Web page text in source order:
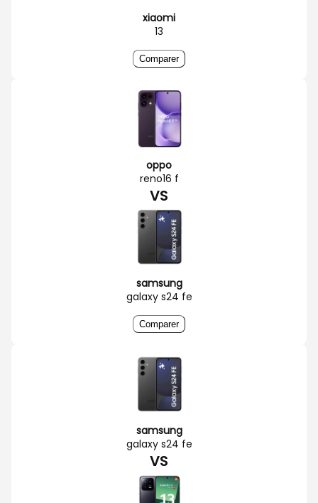
xiaomi
13
Comparer
oppo
reno16 f
VS
samsung
galaxy s24 fe
Comparer
samsung
galaxy s24 fe
VS